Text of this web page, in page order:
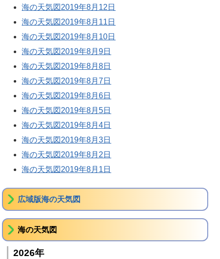
海の天気図2019年8月12日
海の天気図2019年8月11日
海の天気図2019年8月10日
海の天気図2019年8月9日
海の天気図2019年8月8日
海の天気図2019年8月7日
海の天気図2019年8月6日
海の天気図2019年8月5日
海の天気図2019年8月4日
海の天気図2019年8月3日
海の天気図2019年8月2日
海の天気図2019年8月1日
広域版海の天気図
海の天気図
2026年